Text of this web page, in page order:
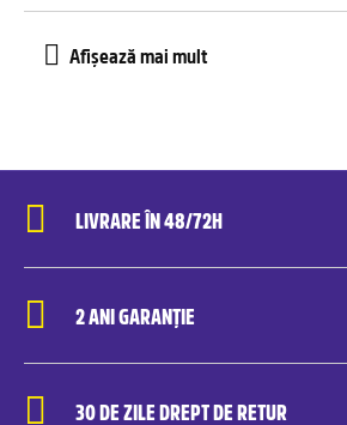
LIVRARE ÎN 48/72H
2 ANI GARANȚIE
30 DE ZILE DREPT DE RETUR